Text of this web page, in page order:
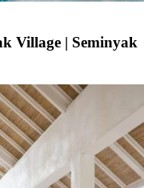
Village | Seminyak